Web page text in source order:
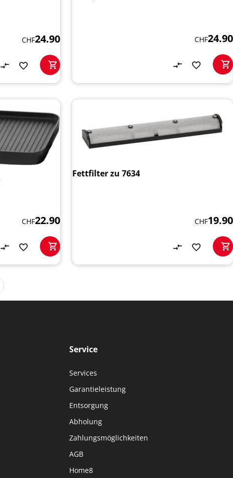
CHF24.90 CHF24.90
CHF22.90
Fettfilter zu 7634
CHF19.90
Service
Services
Garantieleistung
Entsorgung
Abholung
Zahlungsmöglichkeiten
AGB
Home8